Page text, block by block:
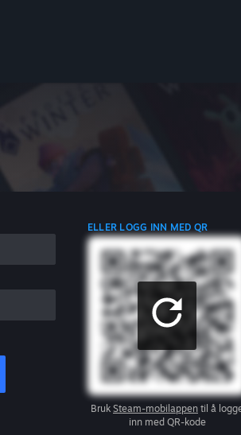
ELLER LOGG INN MED QR
Bruk Steam-mobilappen til å
inn med QR-kode